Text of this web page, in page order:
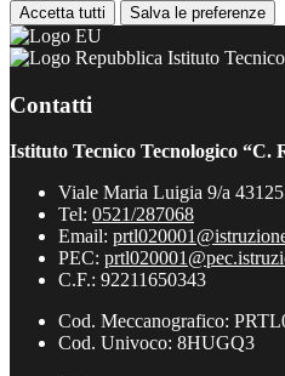
Accetta tutti Salva le preferenze
Istituto
Contatti
Istituto Tecnico Tecnologico “C.
Viale Maria Luigia 9/a
Tel: 0521/287068
Email:
PEC:
C.F.: 92211650343
Cod. Meccanografico:
Cod. Univoco: 8HUGQ3